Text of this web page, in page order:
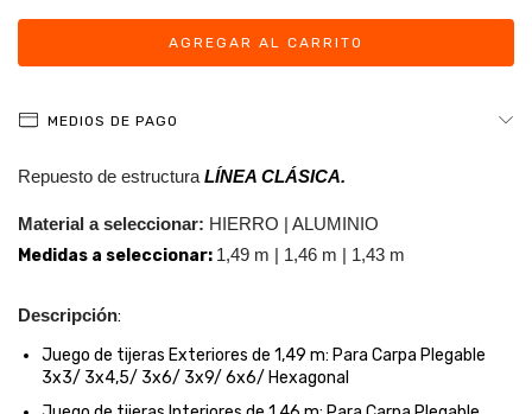
MEDIOS DE PAGO
Repuesto de estructura LÍNEA CLÁSICA.
Material a seleccionar: HIERRO | ALUMINIO
Medidas a seleccionar: 1,49 m | 1,46 m | 1,43 m
Descripción:
Juego de tijeras Exteriores de 1,49 m: Para Carpa Plegable
3x3/ 3x4,5/ 3x6/ 3x9/ 6x6/ Hexagonal